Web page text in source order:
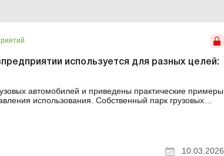
используется для разных целей:
автомобилей и приведены практические примеры
использования. Собственный парк грузовых
10.03.2026